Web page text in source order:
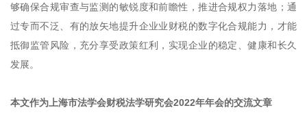
够确保合规审查与监测的敏锐度和前瞻性，推进合规权力落地；通
过专而不泛、有的放矢地提升企业业财税的数字化合规能力，才能
抵御监管风险，充分享受政策红利，实现企业的稳定、健康和长久
发展。
本文作为上海市法学会财税法学研究会2022年年会的交流文章